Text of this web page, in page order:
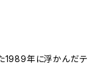
1989年に浮かんだテ